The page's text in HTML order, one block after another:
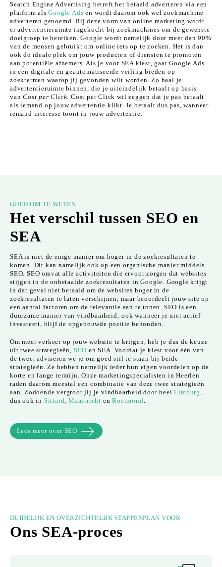
Search Engine Advertising betreft het betaald adverteren via een
platform alsGoogle Ads en wordt daarom ook wel zoekmachine
adverteren genoemd. Bij deze vorm van online marketing wordt
er advertentieruimte ingekocht bij zoekmachines om de gewenste
doelgroep te bereiken. Google wordt namelijk door meer dan 90%
van de mensen gebruikt om online iets op te zoeken. Het is dan
ook de ideale plek om jouw producten of diensten te promoten
aan potentiële afnemers. Als je voor SEA kiest, gaat Google Ads
in een digitale en geautomatiseerde veiling bieden op
zoektermen waarop jij gevonden wilt worden. Zo haal je
advertentieruimte binnen, die je uiteindelijk betaalt op basis
vanCost per Click . Cost per Click wil zeggen dat je pas betaalt
als iemand op jouw advertentie klikt. Je betaalt dus pas, wanneer
iemand interesse toont in jouw advertentie.
GOED OM TE WETEN
Het verschil tussen SEO en
SEA
SEA is niet de enige manier om hoger in de zoekresultaten te
komen. Dit kan namelijk ook op een organische manier middels
SEO. SEO omvat alle activiteiten die ervoor zorgen dat websites
stijgen in de onbetaalde zoekresultaten in Google. Google krijgt
in dat geval niet betaald om de websites hoger in de
zoekresultaten te laten verschijnen, maar beoordeelt jouw site op
een aantal factoren om de relevantie aan te tonen. SEO is een
duurzame manier van vindbaarheid; ook wanneer je niet actief
investeert, blijf de opgebouwde positie behouden.
Om meer verkeer op jouw website te krijgen, heb je dus de keuze
uit twee strategieën, SEO en SEA. Voordat je kiest voor één van
de twee, adviseren we je om goed stil te staan bij beide
strategieën. Ze hebben namelijk ieder hun eigen voordelen op de
korte en lange termijn. Onze marketingspecialisten in Heerlen
raden daarom meestal een combinatie van deze twee strategieën
aan. Zodoende vergroot jij je vindbaarheid door heelLimburg,
dus ook in Sittard,Maastricht enRoermond.
Lees meer over SEO
DUIDELIJK EN OVERZICHTELIJK STAPPENPLAN VOOR
Ons SEA-proces